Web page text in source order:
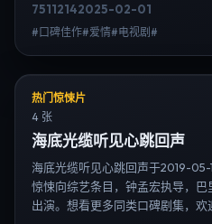
清连载信息，延伸检索日韩电视剧
词。
75112142025-02-01
#口碑佳作#爱情#电视剧#
热门惊悚片
4 张
海底光缆听见心跳回声
海底光缆听见心跳回声于2019-
惊悚向综艺条目，钟孟宏执导，巴
出演。想看更多同类口碑剧集，欢